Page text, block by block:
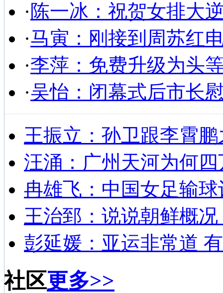
·陈一冰：祝贺女排大
·马寅：刚接到周苏红
·李萍：免费升级为头
·吴怡：闭幕式后市长
王振立：孙卫跟李霄
汪涌：广州天河为何
冉雄飞：中国女足输
王治郅：说说朝鲜概
彭延媛：亚运非常道
社区更多>>